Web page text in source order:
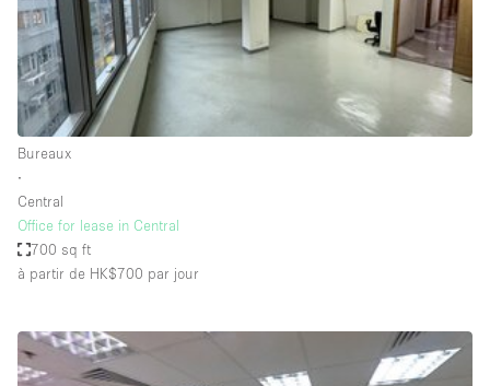
Espace Epuré / Minimaliste
Exposition Véhicules
Internet
Jardin
Mobilier
Parking Privé
Portants
Bureaux
∙
Central
Office for lease in Central
700 sq ft
à partir de HK$700 par jour